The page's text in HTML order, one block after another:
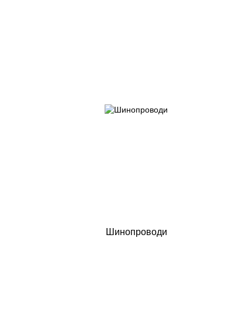
Шинопроводи